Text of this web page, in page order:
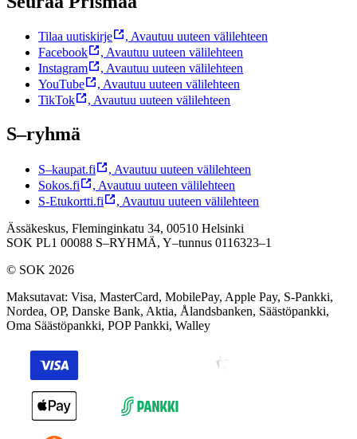
Tilaa uutiskirje , Avautuu uuteen välilehteen
Facebook
, Avautuu uuteen välilehteen
Instagram
, Avautuu uuteen välilehteen
YouTube
, Avautuu uuteen välilehteen
TikTok
, Avautuu uuteen välilehteen
S–ryhmä
S–kaupat.fi , Avautuu uuteen välilehteen
Sokos.fi
, Avautuu uuteen välilehteen
S-Etukortti.fi
, Avautuu uuteen välilehteen
Ässäkeskus, Fleminginkatu 34, 00510 Helsinki
SOK PL1 00088 S–RYHMÄ, Y–tunnus 0116323–1
© SOK 2026
Maksutavat: Visa, MasterCard, MobilePay, Apple Pay, S-Pankki,
Nordea, OP, Danske Bank, Aktia, Ålandsbanken, Säästöpankki,
Oma Säästöpankki, POP Pankki, Walley